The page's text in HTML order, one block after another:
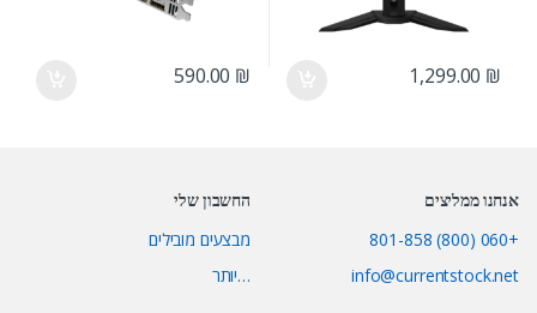
1,299.00 ₪
590.00 ₪
אנחנו ממליצים
+060 (800) 801-858
info@currentstock.net
החשבון שלי
מבצעים מובילים
…יותר